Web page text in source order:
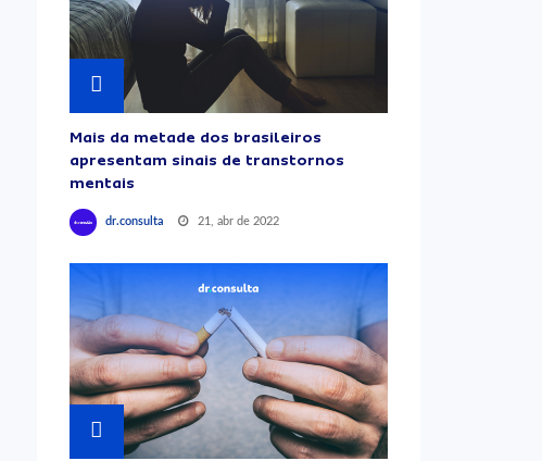
Mais da metade dos brasileiros
apresentam sinais de transtornos
mentais
dr.consulta 21, abr de 2022